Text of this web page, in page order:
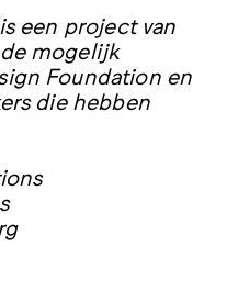
een project van
mogelijk
Foundation en
die hebben